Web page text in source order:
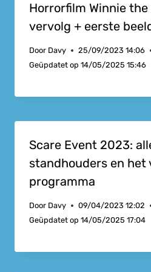
Horrorfilm Winnie
vervolg + eerste
Door Davy
25/09/2023 14:06
Geüpdatet op 14/05/2025 15:46
Scare Event 2023:
standhouders en het
programma
Door Davy
09/04/2023 12:02
Geüpdatet op 14/05/2025 17:04